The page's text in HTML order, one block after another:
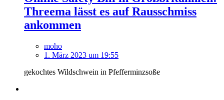
Threema lässt es auf Rausschmiss
ankommen
moho
1. März 2023 um 19:55
gekochtes Wildschwein in Pfefferminzsoße